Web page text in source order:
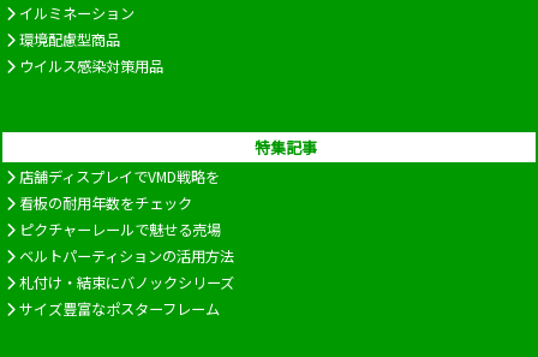
イルミネーション
環境配慮型商品
ウイルス感染対策用品
特集記事
店舗ディスプレイでVMD戦略を
看板の耐用年数をチェック
ピクチャーレールで魅せる売場
ベルトパーティションの活用方法
札付け・結束にバノックシリーズ
サイズ豊富なポスターフレーム